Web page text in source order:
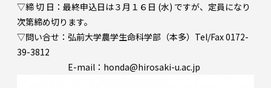
▽締 切 日：最終申込日は３月１６日 (水) ですが、定員になり
次第締め切ります。
▽問い合せ：弘前大学農学生命科学部（本多）Tel/Fax 0172-
39-3812
E-mail：honda@hirosaki-u.ac.jp